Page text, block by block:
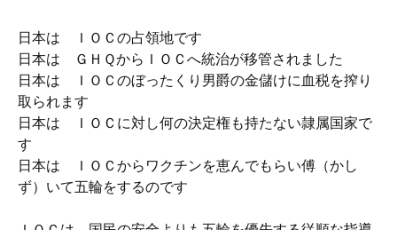
日本は ＩＯＣの占領地です
日本は ＧＨＱからＩＯＣへ統治が移管されました
日本は ＩＯＣのぼったくり男爵の金儲けに血税を搾り
取られます
日本は ＩＯＣに対し何の決定権も持たない隷属国家で
す
日本は ＩＯＣからワクチンを恵んでもらい傅（かし
ず）いて五輪をするのです